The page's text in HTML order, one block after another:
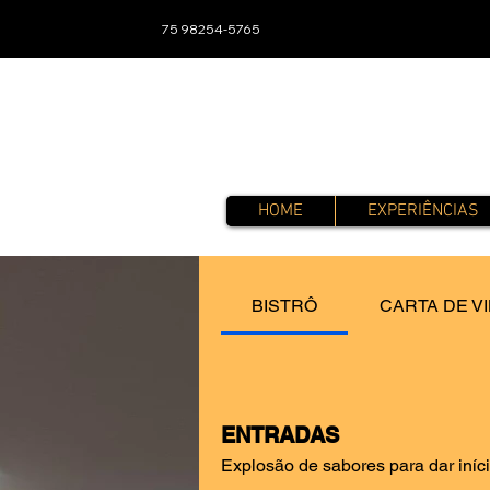
75 98254-5765
HOME EXPERIÊNCIAS
BISTRÔ CARTA DE
ENTRADAS
Explosão de sabores para dar